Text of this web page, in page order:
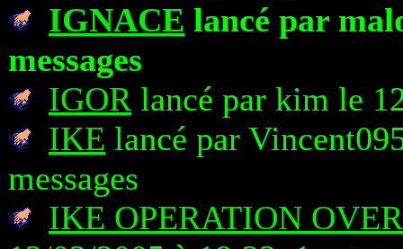
IGNACE lancé par
messages
IGOR lancé par kim le
IKE lancé par
messages
IKE OPERATION